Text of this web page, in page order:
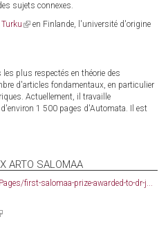
sujets connexes.
(linken Finlande, l'université d'origine
plus respectés en théorie des
d'articles fondamentaux, en particulier
Actuellement, il travaille
1 500 pages d'Automata. Il est
ARTO SALOMAA
first-salomaa-prize-awarded-to-dr-j...